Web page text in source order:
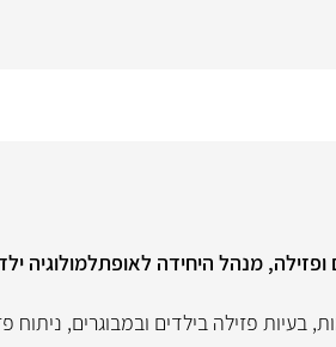
מנהל היחידה לאופתלמולוגיה
, בעיות פזילה בילדים ובמבוגרים, ניתוח